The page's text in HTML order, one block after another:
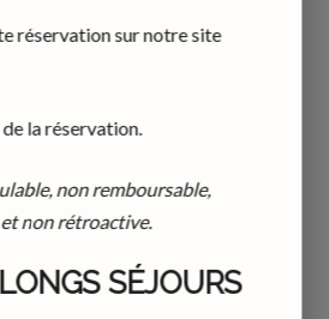
réservation sur notre site
la réservation.
non remboursable,
non rétroactive.
SÉJOURS